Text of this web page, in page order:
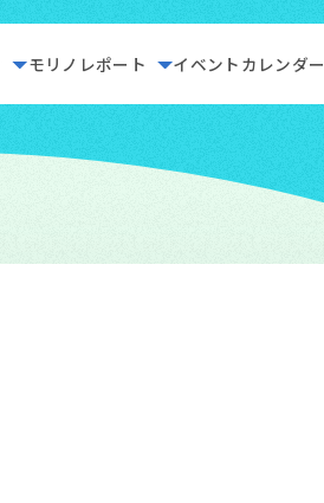
モリノレポート イベントカレンダー